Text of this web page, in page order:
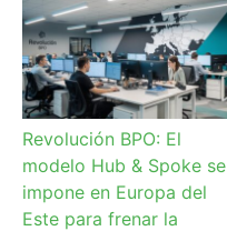
Revolución BPO: El
modelo Hub & Spoke se
impone en Europa del
Este para frenar la